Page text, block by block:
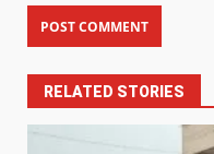
RELATED STORIES